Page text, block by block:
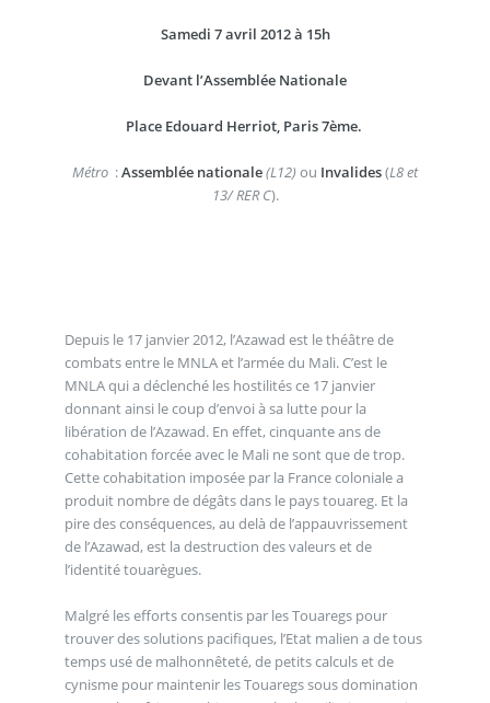
Samedi 7 avril 2012 à 15h
Devant l’Assemblée Nationale
Place Edouard Herriot, Paris 7ème.
Métro :Assemblée nationale(L12) ou Invalides(L8 et
13/ RER C).
Depuis le 17 janvier 2012, l’Azawad est le théâtre de
combats entre le MNLA et l’armée du Mali. C’est le
MNLA qui a déclenché les hostilités ce 17 janvier
donnant ainsi le coup d’envoi à sa lutte pour la
libération de l’Azawad. En effet, cinquante ans de
cohabitation forcée avec le Mali ne sont que de trop.
Cette cohabitation imposée par la France coloniale a
produit nombre de dégâts dans le pays touareg. Et la
pire des conséquences, au delà de l’appauvrissement
de l’Azawad, est la destruction des valeurs et de
l’identité touarègues.
Malgré les efforts consentis par les Touaregs pour
trouver des solutions pacifiques, l’Etat malien a de tous
temps usé de malhonnêteté, de petits calculs et de
cynisme pour maintenir les Touaregs sous domination